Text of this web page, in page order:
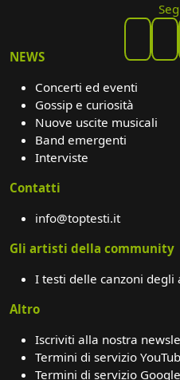
NEWS
Concerti ed eventi
Gossip e curiosità
Nuove uscite musicali
Band emergenti
Interviste
Contatti
info@toptesti.it
Gli artisti della community
I testi delle canzoni
Altro
Iscriviti alla nostra
Termini di servizio
Termini di servizio Google